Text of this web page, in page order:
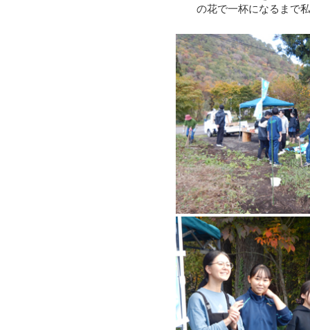
の花で一杯になるまで